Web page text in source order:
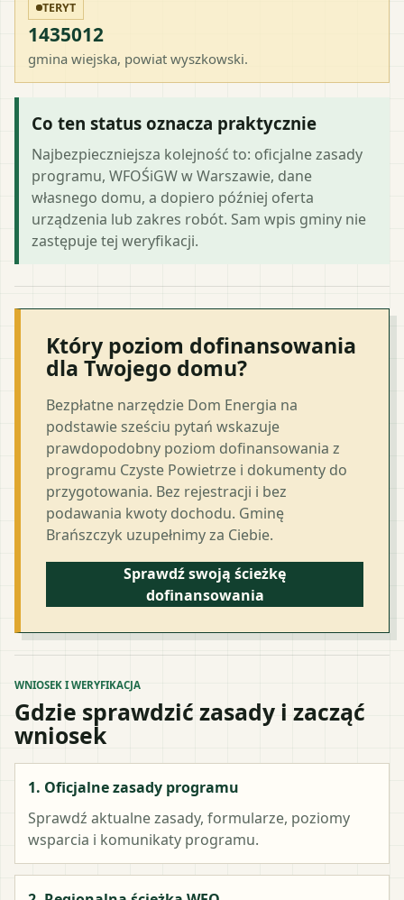
TERYT
1435012
gmina wiejska, powiat wyszkowski.
Co ten status oznacza praktycznie
Najbezpieczniejsza kolejność to: oficjalne zasady
programu, WFOŚiGW w Warszawie, dane
własnego domu, a dopiero później oferta
urządzenia lub zakres robót. Sam wpis gminy nie
zastępuje tej weryfikacji.
Który poziom dofinansowania
dla Twojego domu?
Bezpłatne narzędzie Dom Energia na
podstawie sześciu pytań wskazuje
prawdopodobny poziom dofinansowania z
programu Czyste Powietrze i dokumenty do
przygotowania. Bez rejestracji i bez
podawania kwoty dochodu. Gminę
Brańszczyk uzupełnimy za Ciebie.
Sprawdź swoją ścieżkę
dofinansowania
WNIOSEK I WERYFIKACJA
Gdzie sprawdzić zasady i zacząć
wniosek
1. Oficjalne zasady programu
Sprawdź aktualne zasady, formularze, poziomy
wsparcia i komunikaty programu.